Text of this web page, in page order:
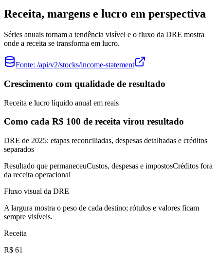
Receita, margens e lucro em perspectiva
Séries anuais tornam a tendência visível e o fluxo da DRE mostra
onde a receita se transforma em lucro.
Fonte: /api/v2/stocks/income-statement
Crescimento com qualidade de resultado
Receita e lucro líquido anual em reais
Como cada R$ 100 de receita virou resultado
DRE de 2025: etapas reconciliadas, despesas detalhadas e créditos
separados
Resultado que permaneceuCustos, despesas e impostosCréditos fora
da receita operacional
Fluxo visual da DRE
A largura mostra o peso de cada destino; rótulos e valores ficam
sempre visíveis.
Receita
R$ 61